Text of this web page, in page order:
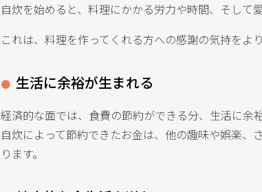
自炊を始めると、料理にかかる労力や時間、そして
これは、料理を作ってくれる方への感謝の気持をよ
生活に余裕が生まれる
経済的な面では、食費の節約ができる分、生活に余
自炊によって節約できたお金は、他の趣味や娯楽
ります。